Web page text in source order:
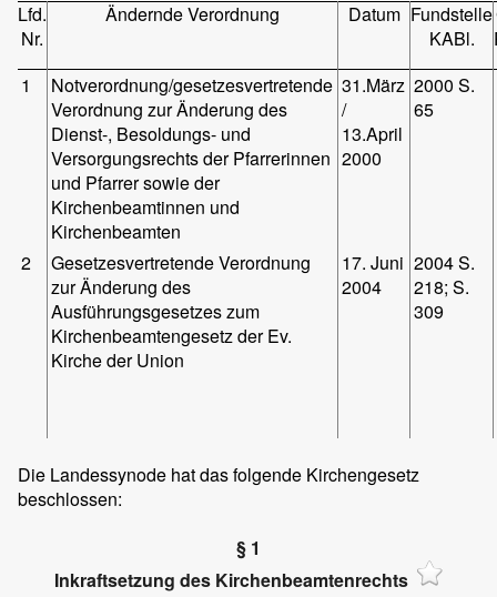
Lfd.
Nr.
Ändernde Verordnung Datum Fundstelle
KABl.
1
Notverordnung/gesetzesvertretende
Verordnung zur Änderung des
Dienst-, Besoldungs- und
Versorgungsrechts der Pfarrerinnen
und Pfarrer sowie der
Kirchenbeamtinnen und
Kirchenbeamten
31.März
/
13.April
2000
2000 S.
65
2
Gesetzesvertretende Verordnung
zur Änderung des
Ausführungsgesetzes zum
Kirchenbeamtengesetz der Ev.
Kirche der Union
17. Juni
2004
2004 S.
218; S.
309
Die Landessynode hat das folgende Kirchengesetz
beschlossen:
§ 1
Inkraftsetzung des Kirchenbeamtenrechts